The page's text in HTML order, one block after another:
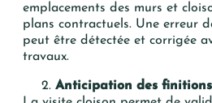
emplacements des murs et
plans contractuels. Une erreur
peut être détectée et corrigée
travaux.
Anticipation des